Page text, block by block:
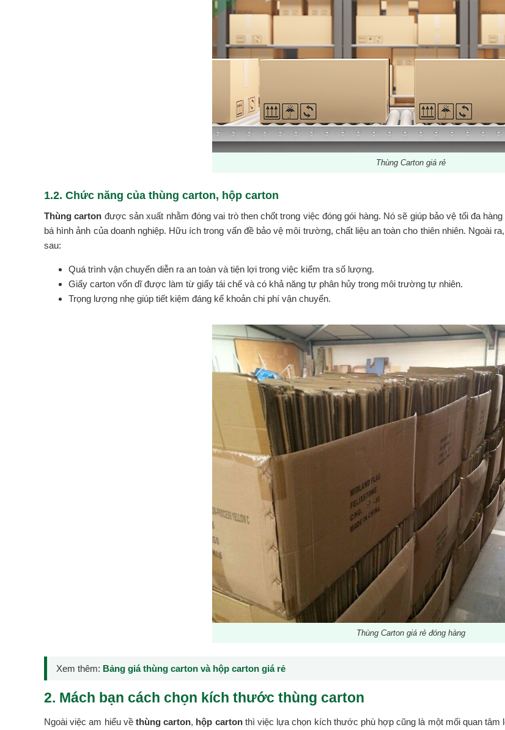
Thùng Carton giá rẻ
1.2. Chức năng của thùng carton, hộp carton
Thùng carton được sản xuất nhằm đóng vai trò then chốt trong việc đóng gói hàng. Nó sẽ giúp bảo vệ tối đa
bá hình ảnh của doanh nghiệp. Hữu ích trong vấn đề bảo vệ môi trường, chất liệu an toàn cho thiên nhiên. Ngoài
sau:
Quá trình vận chuyển diễn ra an toàn và tiện lợi trong việc kiểm tra số lượng.
Giấy carton vốn dĩ được làm từ giấy tái chế và có khả năng tự phân hủy trong môi trường tự nhiên.
Trọng lượng nhẹ giúp tiết kiệm đáng kể khoản chi phí vận chuyển.
Thùng Carton giá rẻ đóng hàng
Xem thêm: Bảng giá thùng carton và hộp carton giá rẻ
2. Mách bạn cách chọn kích thước thùng carton
Ngoài việc am hiểu về thùng carton, hộp cartonthì việc lựa chọn kích thước phù hợp cũng là một mối quan tâm